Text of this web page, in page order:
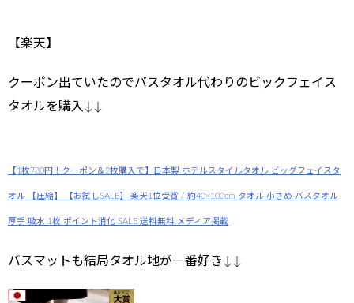
【楽天】
クーポン出ていたのでバスタオル代わりのビックフェイス
タオルを購入↓↓
【1枚780円！クーポン＆2枚購入で】日本製 ホテルスタイルタオル ビッグフェイスタ
オル 【圧縮】 【お試しSALE】 楽天1位受賞 / 約40×100cm タオル 小さめ バスタオル
厚手 吸水 1枚 ポイント消化 SALE 送料無料 メディア掲載
バスマットも結局タオル地が一番好き↓↓